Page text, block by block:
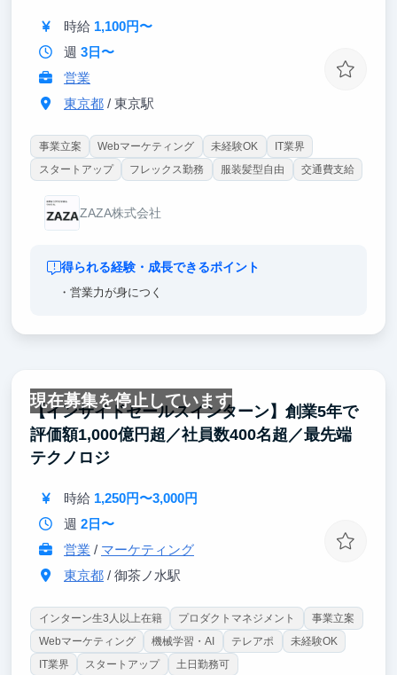
時給 1,100円〜
週 3日〜
営業
東京都/ 東京駅
事業立案 Webマーケティング 未経験OK
IT業界
スタートアップ
フレックス勤務 服装髪型自由 交通費支給
ZAZA株式会社
得られる経験・成長できるポイント
・営業力が身につく
現在募集を停止しています
【インサイドセールスインターン】創業5年で
評価額1,000億円超／社員数400名超／最先端
テクノロジ
時給 1,250円〜3,000円
週 2日〜
営業 / マーケティング
東京都/ 御茶ノ水駅
インターン生3人以上在籍 プロダクトマネジメント
事業立案
Webマーケティング
機械学習・AI テレアポ
未経験OK
IT業界
スタートアップ 土日勤務可